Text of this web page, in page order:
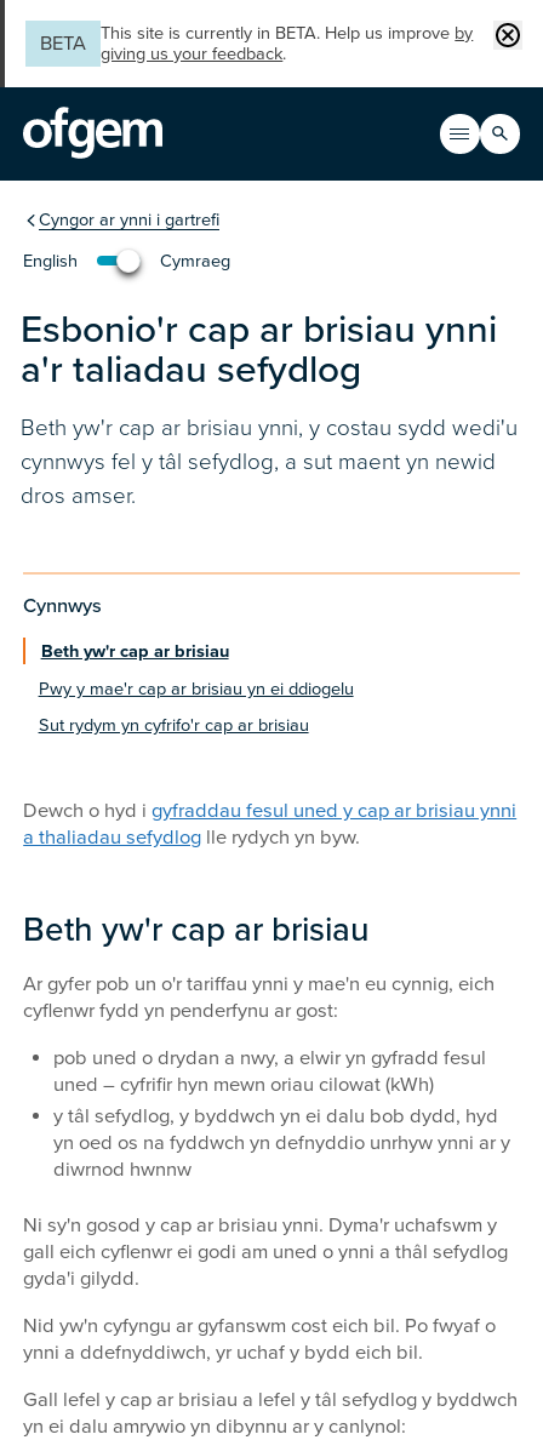
BETA
This site is currently in BETA. Help us improve by
giving us your feedback.
Open
Main
Search
You are in the section
Cyngor ar ynni i gartrefi
English
Cymraeg
Change the language to English
Esbonio'r cap ar brisiau ynni
a'r taliadau sefydlog
Beth yw'r cap ar brisiau ynni, y costau sydd wedi'u
cynnwys fel y tâl sefydlog, a sut maent yn newid
dros amser.
Cynnwys
Beth yw'r cap ar brisiau
Pwy y mae'r cap ar brisiau yn ei ddiogelu
Sut rydym yn cyfrifo'r cap ar brisiau
Dewch o hyd igyfraddau fesul uned y cap ar brisiau ynni
a thaliadau sefydlog lle rydych yn byw.
Beth yw'r cap ar brisiau
Ar gyfer pob un o'r tariffau ynni y mae'n eu cynnig, eich
cyflenwr fydd yn penderfynu ar gost:
pob uned o drydan a nwy, a elwir yn gyfradd fesul
uned – cyfrifir hyn mewn oriau cilowat (kWh)
y tâl sefydlog, y byddwch yn ei dalu bob dydd, hyd
yn oed os na fyddwch yn defnyddio unrhyw ynni ar y
diwrnod hwnnw
Ni sy'n gosod y cap ar brisiau ynni. Dyma'r uchafswm y
gall eich cyflenwr ei godi am uned o ynni a thâl sefydlog
gyda'i gilydd.
Nid yw'n cyfyngu ar gyfanswm cost eich bil. Po fwyaf o
ynni a ddefnyddiwch, yr uchaf y bydd eich bil.
Gall lefel y cap ar brisiau a lefel y tâl sefydlog y byddwch
yn ei dalu amrywio yn dibynnu ar y canlynol: